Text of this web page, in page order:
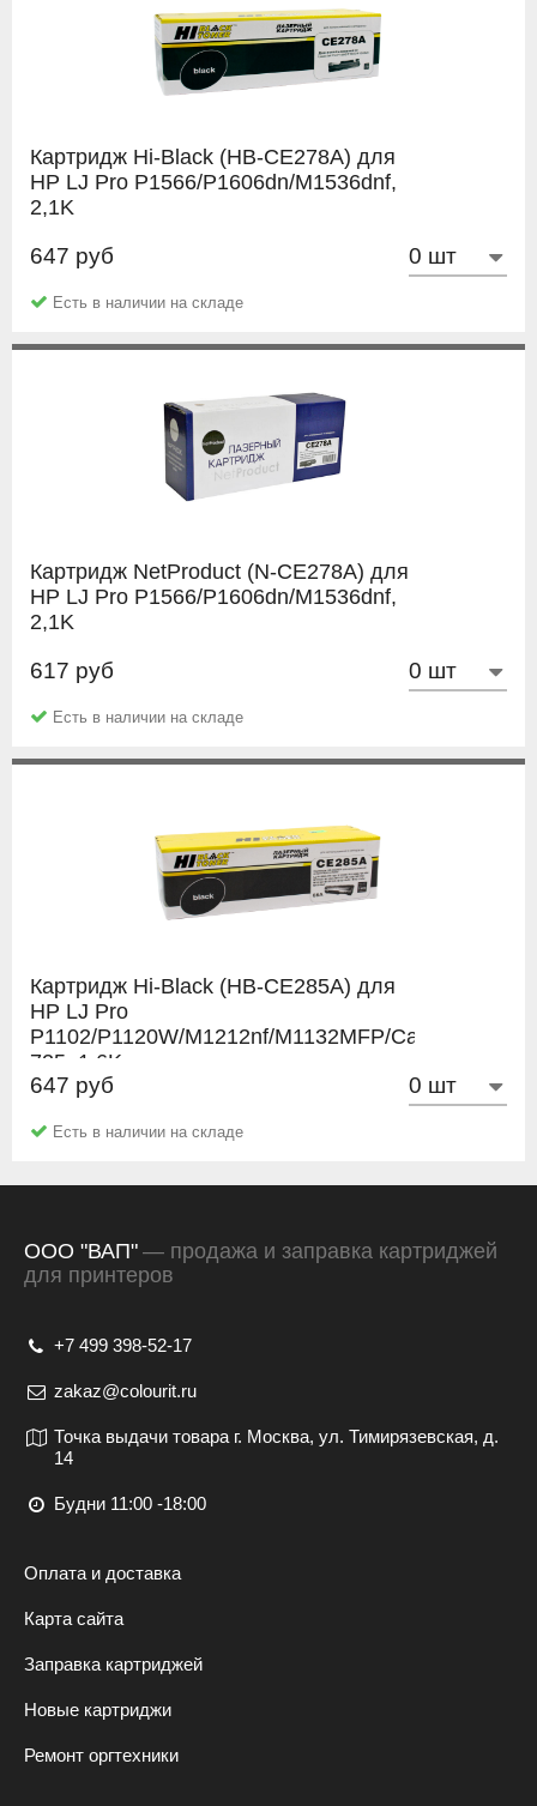
Картридж Hi-Black (HB-CE278A) для
HP LJ Pro P1566/P1606dn/M1536dnf,
2,1K
Hi-Black
647 руб
Есть в наличии на складе
Картридж NetProduct (N-CE278A) для
HP LJ Pro P1566/P1606dn/M1536dnf,
2,1K
NetProduct
617 руб
Есть в наличии на складе
Картридж Hi-Black (HB-CE285A) для
HP LJ Pro
P1102/P1120W/M1212nf/M1132MFP/Canon
725, 1,6K
647 руб
Есть в наличии на складе
ООО "ВАП" — продажа и заправка картриджей
для принтеров
+7 499 398-52-17
zakaz@colourit.ru
Точка выдачи товара г. Москва, ул. Тимирязевская, д.
14
Будни 11:00 -18:00
Оплата и доставка
Карта сайта
Заправка картриджей
Новые картриджи
Ремонт оргтехники